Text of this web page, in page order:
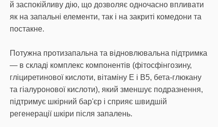
й заспокійливу дію, що дозволяє одночасно впливати
як на запальні елементи, так і на закриті комедони та
постакне.
Потужна протизапальна та відновлювальна підтримка
— в складі комплекс компонентів (фітосфінгозину,
гліциретинової кислоти, вітаміну Е і В5, бета-глюкану
та гіалуронової кислоти), який зменшує подразнення,
підтримує шкірний бар'єр і сприяє швидшій
регенерації шкіри після запалень.